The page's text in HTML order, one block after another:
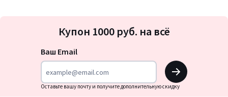
на
Купон 1000 руб. на всё
Ваш Email
OK
Оставьте вашу почту и получите дополнительную скидку